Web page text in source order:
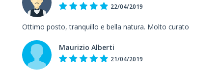
22/04/2019
Ottimo posto, tranquillo e bella natura. Molto curato
Maurizio Alberti
21/04/2019